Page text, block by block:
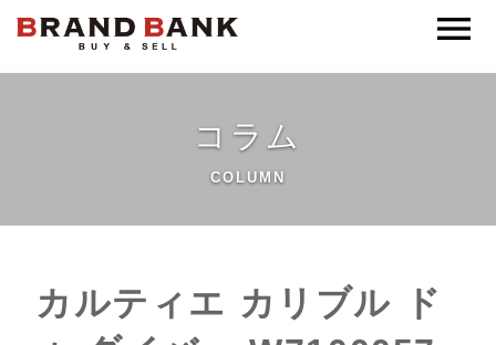
ブランドバンク公式
コラム
COLUMN
カルティエ カリブル ド